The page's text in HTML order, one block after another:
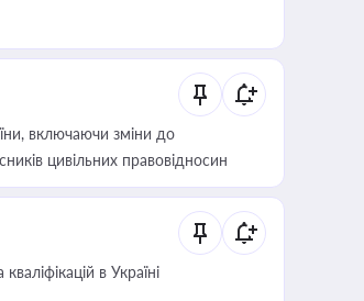
включаючи зміни до
цивільних правовідносин
в Україні